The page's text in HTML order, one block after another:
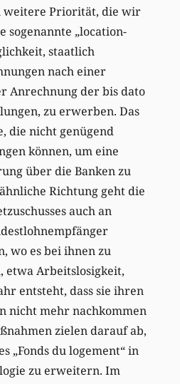
weitere Priorität, die wir
sogenannte „location-
staatlich
nach einer
Anrechnung der bis dato
zu erwerben. Das
die nicht genügend
können, um eine
über die Banken zu
Richtung geht die
auch an
wo es bei ihnen zu
etwa Arbeitslosigkeit,
entsteht, dass sie ihren
nicht mehr nachkommen
zielen darauf ab,
„Fonds du logement“ in
zu erweitern. Im